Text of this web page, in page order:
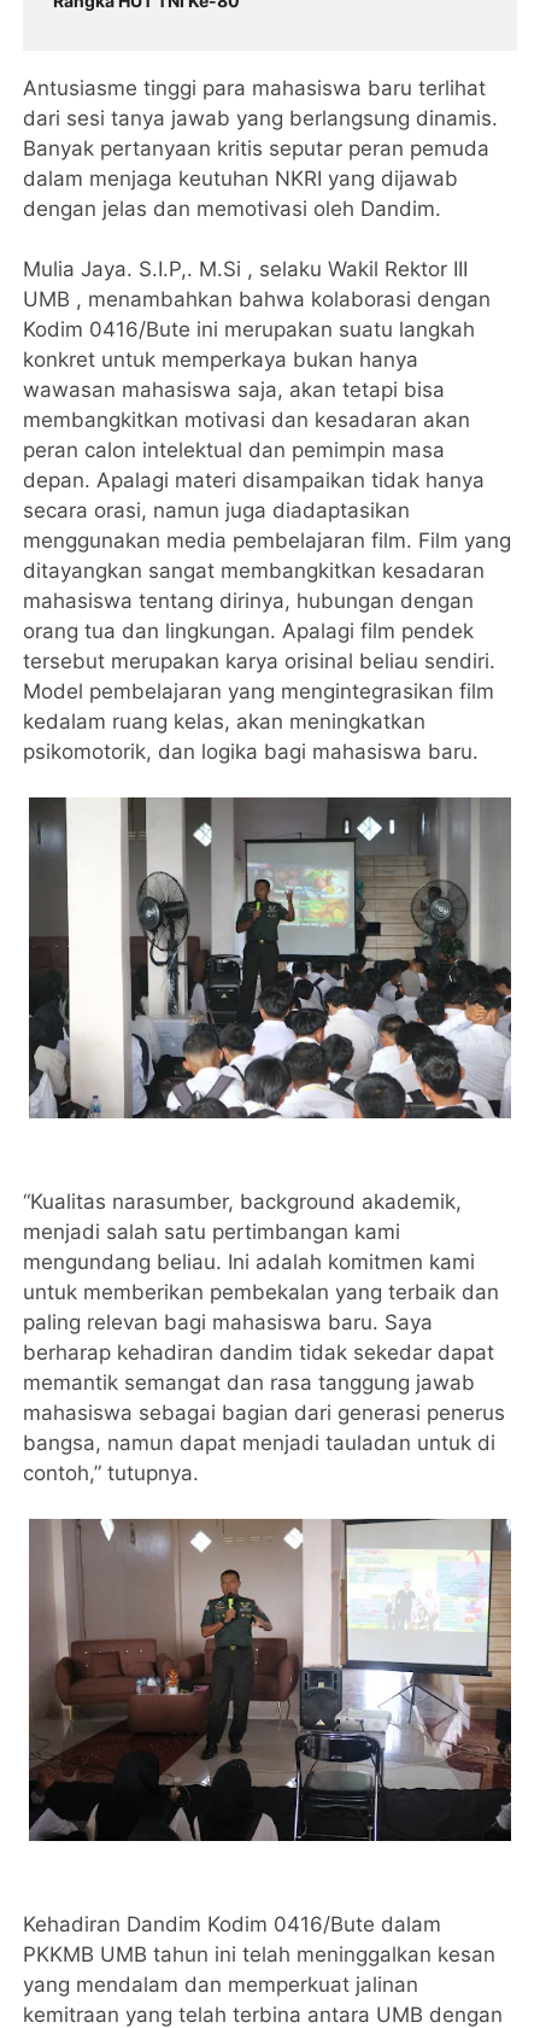
Antusiasme tinggi para mahasiswa baru terlihat
dari sesi tanya jawab yang berlangsung dinamis.
Banyak pertanyaan kritis seputar peran pemuda
dalam menjaga keutuhan NKRI yang dijawab
dengan jelas dan memotivasi oleh Dandim.
Mulia Jaya. S.I.P,. M.Si , selaku Wakil Rektor III
UMB , menambahkan bahwa kolaborasi dengan
Kodim 0416/Bute ini merupakan suatu langkah
konkret untuk memperkaya bukan hanya
wawasan mahasiswa saja, akan tetapi bisa
membangkitkan motivasi dan kesadaran akan
peran calon intelektual dan pemimpin masa
depan. Apalagi materi disampaikan tidak hanya
secara orasi, namun juga diadaptasikan
menggunakan media pembelajaran film. Film yang
ditayangkan sangat membangkitkan kesadaran
mahasiswa tentang dirinya, hubungan dengan
orang tua dan lingkungan. Apalagi film pendek
tersebut merupakan karya orisinal beliau sendiri.
Model pembelajaran yang mengintegrasikan film
kedalam ruang kelas, akan meningkatkan
psikomotorik, dan logika bagi mahasiswa baru.
“Kualitas narasumber, background akademik,
menjadi salah satu pertimbangan kami
mengundang beliau. Ini adalah komitmen kami
untuk memberikan pembekalan yang terbaik dan
paling relevan bagi mahasiswa baru. Saya
berharap kehadiran dandim tidak sekedar dapat
memantik semangat dan rasa tanggung jawab
mahasiswa sebagai bagian dari generasi penerus
bangsa, namun dapat menjadi tauladan untuk di
contoh,” tutupnya.
Kehadiran Dandim Kodim 0416/Bute dalam
PKKMB UMB tahun ini telah meninggalkan kesan
yang mendalam dan memperkuat jalinan
kemitraan yang telah terbina antara UMB dengan